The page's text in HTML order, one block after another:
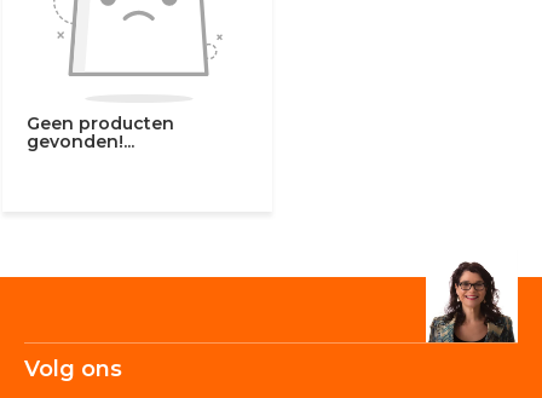
Geen producten
gevonden!...
Volg ons